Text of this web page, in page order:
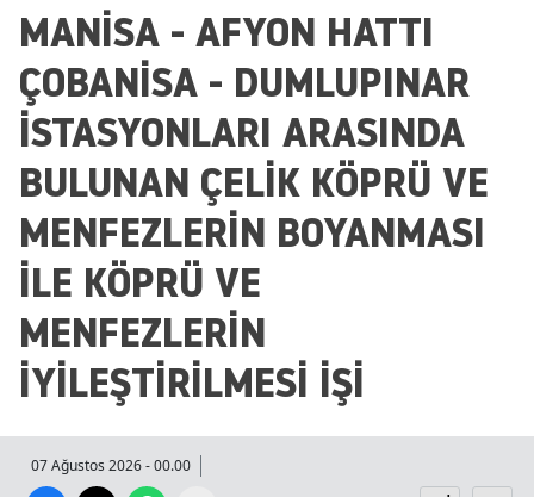
MANİSA - AFYON HATTI
ÇOBANİSA - DUMLUPINAR
İSTASYONLARI ARASINDA
BULUNAN ÇELİK KÖPRÜ VE
MENFEZLERİN BOYANMASI
İLE KÖPRÜ VE
MENFEZLERİN
İYİLEŞTİRİLMESİ İŞİ
07 Ağustos 2026 - 00.00